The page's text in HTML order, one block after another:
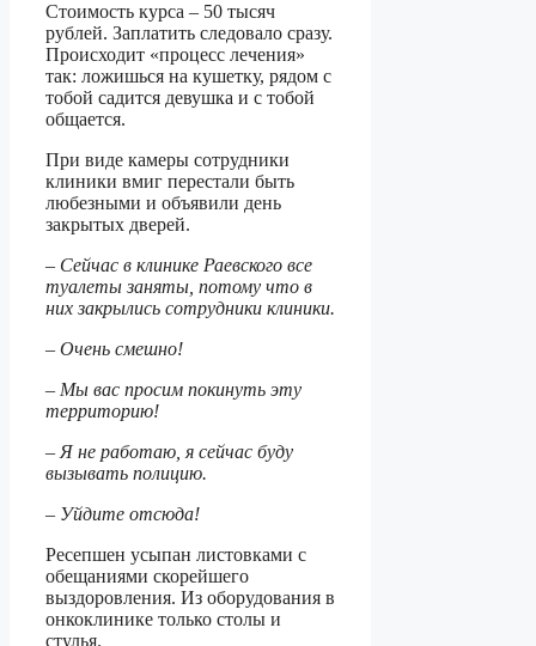
Стоимость курса – 50 тысяч
рублей. Заплатить следовало сразу.
Происходит «процесс лечения»
так: ложишься на кушетку, рядом с
тобой садится девушка и с тобой
общается.
При виде камеры сотрудники
клиники вмиг перестали быть
любезными и объявили день
закрытых дверей.
– Сейчас в клинике Раевского все
туалеты заняты, потому что в
них закрылись сотрудники клиники.
– Очень смешно!
– Мы вас просим покинуть эту
территорию!
– Я не работаю, я сейчас буду
вызывать полицию.
– Уйдите отсюда!
Ресепшен усыпан листовками с
обещаниями скорейшего
выздоровления. Из оборудования в
онкоклинике только столы и
стулья.